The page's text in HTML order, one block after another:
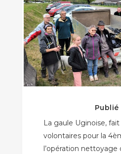
La gaule Uginoise,
volontaires pour la
l’opération nettoyage